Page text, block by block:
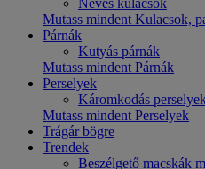
Neves kulacsok
Mutass mindent Kulacsok,
Párnák
Kutyás párnák
Mutass mindent Párnák
Perselyek
Káromkodás
Mutass mindent Perselyek
Trágár bögre
Trendek
Beszélgető macskák